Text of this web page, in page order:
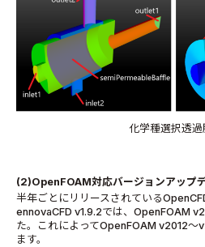
化学種選択透
(2)OpenFOAM対応バージョンアップ
半年ごとにリリースされている
ennovaCFD v1.9.2では、 OpenFOAM
た。これによってOpenFOAM v2012～
ます。